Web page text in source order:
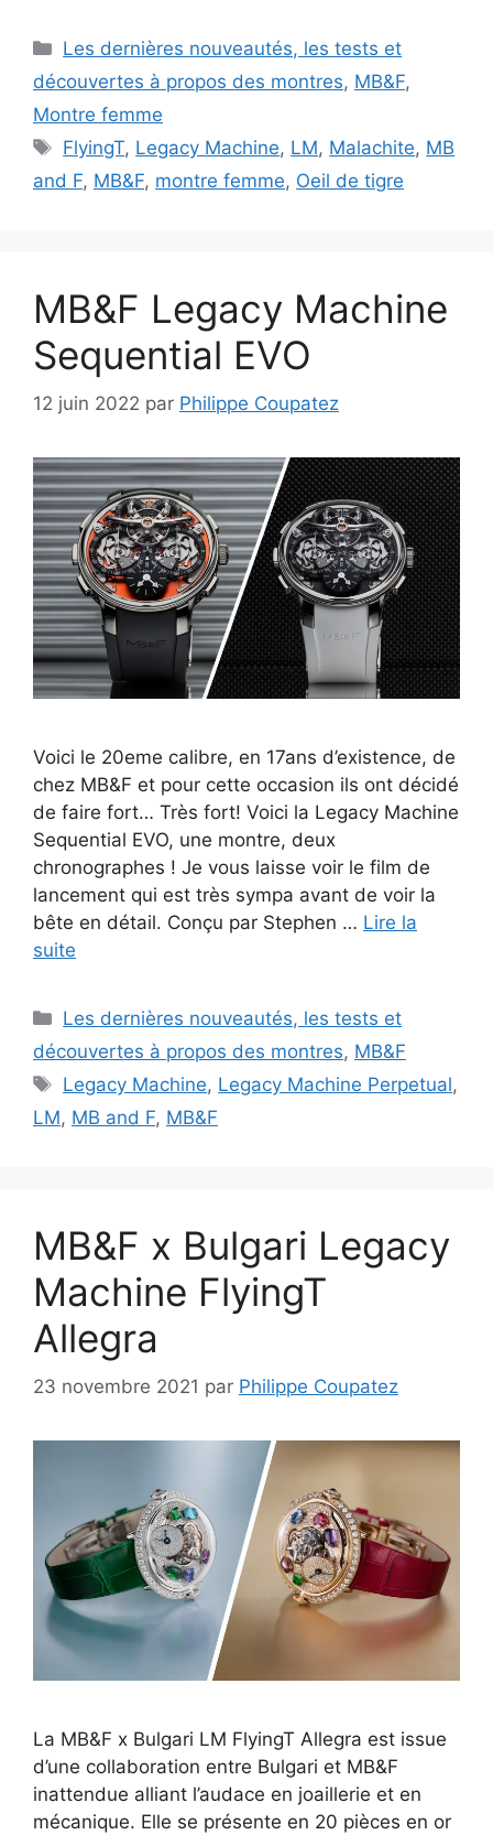
Catégories
Les dernières nouveautés, les tests et
découvertes à propos des montres, MB&F,
Montre femme
Étiquettes
FlyingT, Legacy Machine, LM, Malachite, MB
and F, MB&F, montre femme, Oeil de tigre
MB&F Legacy Machine
Sequential EVO
12 juin 2022 par Philippe Coupatez
Voici le 20eme calibre, en 17ans d’existence, de
chez MB&F et pour cette occasion ils ont décidé
de faire fort… Très fort! Voici la Legacy Machine
Sequential EVO, une montre, deux
chronographes ! Je vous laisse voir le film de
lancement qui est très sympa avant de voir la
bête en détail. Conçu par Stephen … Lire la
suite
Catégories
Les dernières nouveautés, les tests et
découvertes à propos des montres, MB&F
Étiquettes
Legacy Machine, Legacy Machine Perpetual,
LM, MB and F, MB&F
MB&F x Bulgari Legacy
Machine FlyingT
Allegra
23 novembre 2021 par Philippe Coupatez
La MB&F x Bulgari LM FlyingT Allegra est issue
d’une collaboration entre Bulgari et MB&F
inattendue alliant l’audace en joaillerie et en
mécanique. Elle se présente en 20 pièces en or